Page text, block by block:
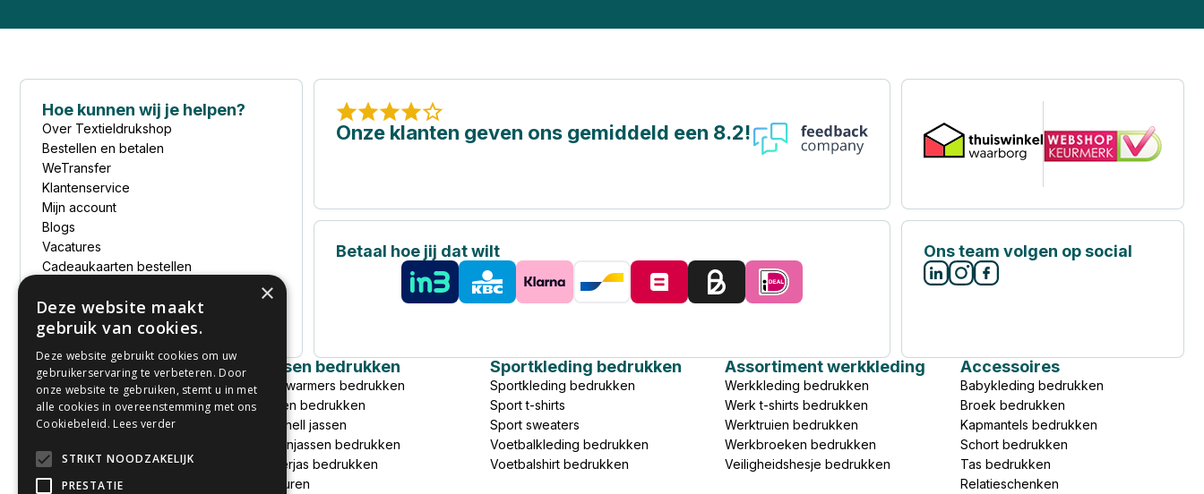
Hoe kunnen wij je helpen?
Over Textieldrukshop
Bestellen en betalen
WeTransfer
Klantenservice
Mijn account
Blogs
Vacatures
Cadeaukaarten bestellen
Privacyverklaring
Sitemap
Onze klanten geven ons gemiddeld een 8.2!
Betaal hoe jij dat wilt Ons team volgen op social
Kleding bedrukken
T-shirts bedrukken
Goedkoop T-shirt bedrukken
Polo's bedrukken
Fleece bedrukken
Overhemden bedrukken
Jassen bedrukken
Bodywarmers bedrukken
Jassen bedrukken
Softshell jassen
Regenjassen bedrukken
Winterjas bedrukken
Borduren
Sportkleding bedrukken
Sportkleding bedrukken
Sport t-shirts
Sport sweaters
Voetbalkleding bedrukken
Voetbalshirt bedrukken
Assortiment werkkleding
Werkkleding bedrukken
Werk t-shirts bedrukken
Werktruien bedrukken
Werkbroeken bedrukken
Veiligheidshesje bedrukken
Accessoires
Babykleding bedrukken
Broek bedrukken
Kapmantels bedrukken
Schort bedrukken
Tas bedrukken
Relatieschenken
×
Deze website maakt
gebruik van cookies.
Deze website gebruikt cookies om uw
gebruikerservaring te verbeteren. Door
onze website te gebruiken, stemt u in met
alle cookies in overeenstemming met ons
Cookiebeleid. Lees verder
STRIKT NOODZAKELIJK
PRESTATIE